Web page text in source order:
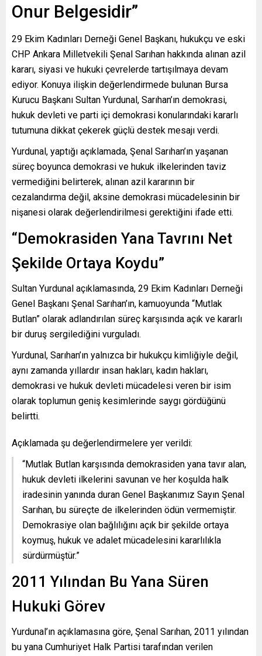
Onur Belgesidir”
29 Ekim Kadınları Derneği Genel Başkanı, hukukçu ve eski
CHP Ankara Milletvekili Şenal Sarıhan hakkında alınan azil
kararı, siyasi ve hukuki çevrelerde tartışılmaya devam
ediyor. Konuya ilişkin değerlendirmede bulunan Bursa
Kurucu Başkanı Sultan Yurdunal, Sarıhan’ın demokrasi,
hukuk devleti ve parti içi demokrasi konularındaki kararlı
tutumuna dikkat çekerek güçlü destek mesajı verdi.
Yurdunal, yaptığı açıklamada, Şenal Sarıhan’ın yaşanan
süreç boyunca demokrasi ve hukuk ilkelerinden taviz
vermediğini belirterek, alınan azil kararının bir
cezalandırma değil, aksine demokrasi mücadelesinin bir
nişanesi olarak değerlendirilmesi gerektiğini ifade etti.
“Demokrasiden Yana Tavrını Net
Şekilde Ortaya Koydu”
Sultan Yurdunal açıklamasında, 29 Ekim Kadınları Derneği
Genel Başkanı Şenal Sarıhan’ın, kamuoyunda “Mutlak
Butlan” olarak adlandırılan süreç karşısında açık ve kararlı
bir duruş sergilediğini vurguladı.
Yurdunal, Sarıhan’ın yalnızca bir hukukçu kimliğiyle değil,
aynı zamanda yıllardır insan hakları, kadın hakları,
demokrasi ve hukuk devleti mücadelesi veren bir isim
olarak toplumun geniş kesimlerinde saygı gördüğünü
belirtti.
Açıklamada şu değerlendirmelere yer verildi:
“Mutlak Butlan karşısında demokrasiden yana tavır alan,
hukuk devleti ilkelerini savunan ve her koşulda halk
iradesinin yanında duran Genel Başkanımız Sayın Şenal
Sarıhan, bu süreçte de ilkelerinden ödün vermemiştir.
Demokrasiye olan bağlılığını açık bir şekilde ortaya
koymuş, hukuk ve adalet mücadelesini kararlılıkla
sürdürmüştür.”
2011 Yılından Bu Yana Süren
Hukuki Görev
Yurdunal’ın açıklamasına göre, Şenal Sarıhan, 2011 yılından
bu yana Cumhuriyet Halk Partisi tarafından verilen